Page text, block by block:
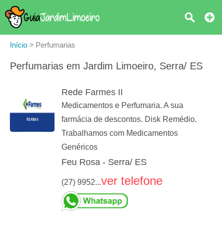
Início > Perfumarias
Perfumarias em Jardim Limoeiro, Serra/ ES
Rede Farmes II
Medicamentos e Perfumaria. A sua
farmácia de descontos. Disk Remédio.
Trabalhamos com Medicamentos
Genéricos
Feu Rosa - Serra/ ES
(27) 9952...ver telefone